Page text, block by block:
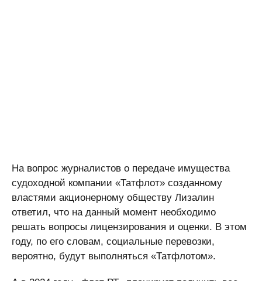
На вопрос журналистов о передаче имущества
судоходной компании «Татфлот» созданному
властями акционерному обществу Лизалин
ответил, что на данный момент необходимо
решать вопросы лицензирования и оценки. В этом
году, по его словам, социальные перевозки,
вероятно, будут выполняться «Татфлотом».